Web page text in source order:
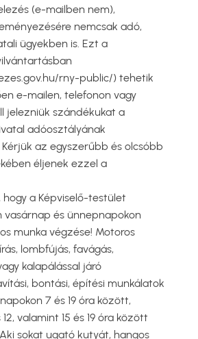
(e-mailben nem),
nemcsak adó,
ügyekben is. Ezt a
rny-public/) tehetik
e-mailen, telefonon vagy
jelezniük szándékukat a
adóosztályának
az egyszerűbb és olcsóbb
éljenek ezzel a
hogy a Képviselő-testület
vasárnap és ünnepnapokon
munka végzése! Motoros
lombfújás, favágás,
kalapálással járó
bontási, építési munkálatok
7 és 19 óra között,
valamint 15 és 19 óra között
sokat ugató kutyát, hangos